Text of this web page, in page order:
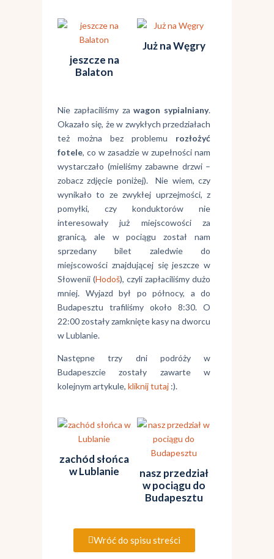
jeszcze na
Balaton
Już na Węgry
Nie zapłaciliśmy zawagon sypialniany.
Okazało się, że w zwykłych przedziałach
też można bez problemu rozłożyć
fotele, co w zasadzie w zupełności nam
wystarczało (mieliśmy zabawne drzwi –
zobacz zdjęcie poniżej). Nie wiem, czy
wynikało to ze zwykłej uprzejmości, z
pomyłki, czy konduktorów nie
interesowały już miejscowości za
granicą, ale w pociągu został nam
sprzedany bilet zaledwie do
miejscowości znajdującej się jeszcze w
Słowenii (Hodoš), czyli zapłaciliśmy dużo
mniej. Wyjazd był po północy, a do
Budapesztu trafiliśmy około 8:30. O
22:00 zostały zamknięte kasy na dworcu
w Lublanie.
Następne trzy dni podróży w
Budapeszcie zostały zawarte w
kolejnym artykule, kliknij tutaj :).
zachód słońca
w Lublanie
nasz przedział
w pociągu do
Budapesztu
Wróć do spisu streści